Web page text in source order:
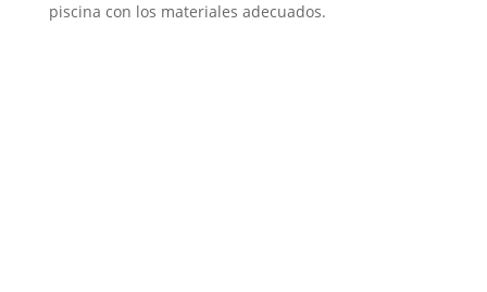
piscina con los materiales adecuados.